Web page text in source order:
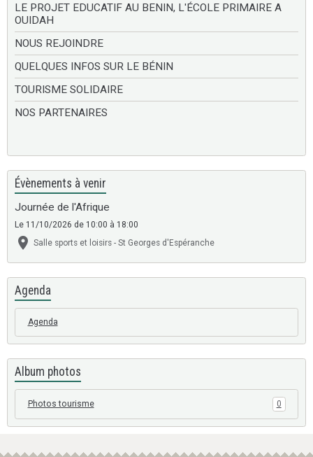
LE PROJET EDUCATIF AU BENIN, L'ÉCOLE PRIMAIRE A
OUIDAH
NOUS REJOINDRE
QUELQUES INFOS SUR LE BÉNIN
TOURISME SOLIDAIRE
NOS PARTENAIRES
Évènements à venir
Journée de l'Afrique
Le 11/10/2026 de 10:00 à 18:00
Salle sports et loisirs - St Georges d'Espéranche
Agenda
Agenda
Album photos
Photos tourisme 0